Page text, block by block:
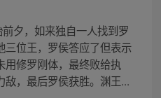
夕，如来独自一人找到罗
三位王，罗侯答应了但表示
修罗刚体，最终败给执
，最后罗侯获胜。渊王...